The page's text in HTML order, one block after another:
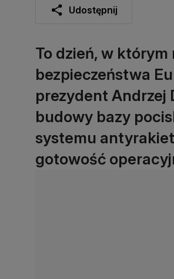
Udostępnij
To dzień, w
bezpieczeństwa
prezydent Andrzej
budowy bazy
systemu
gotowość